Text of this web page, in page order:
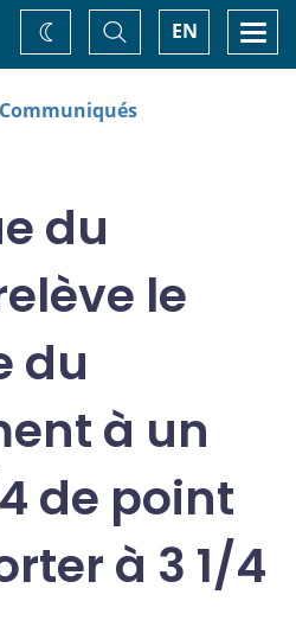
EN
Basculer
la
recherche
Changez
de
thème
Communiqués
du
le
du
à un
de point
à 3 1/4